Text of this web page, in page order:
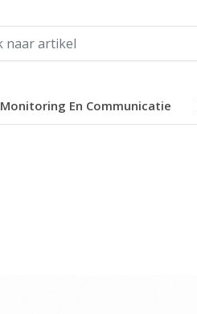
Monitoring En Communicatie